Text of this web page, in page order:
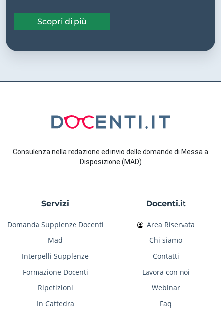
Scopri di più
Consulenza nella redazione ed invio delle domande di Messa a
Disposizione (MAD)
Servizi
Domanda Supplenze Docenti
Mad
Interpelli Supplenze
Formazione Docenti
Ripetizioni
In Cattedra
Docenti.it
Area Riservata
Chi siamo
Contatti
Lavora con noi
Webinar
Faq